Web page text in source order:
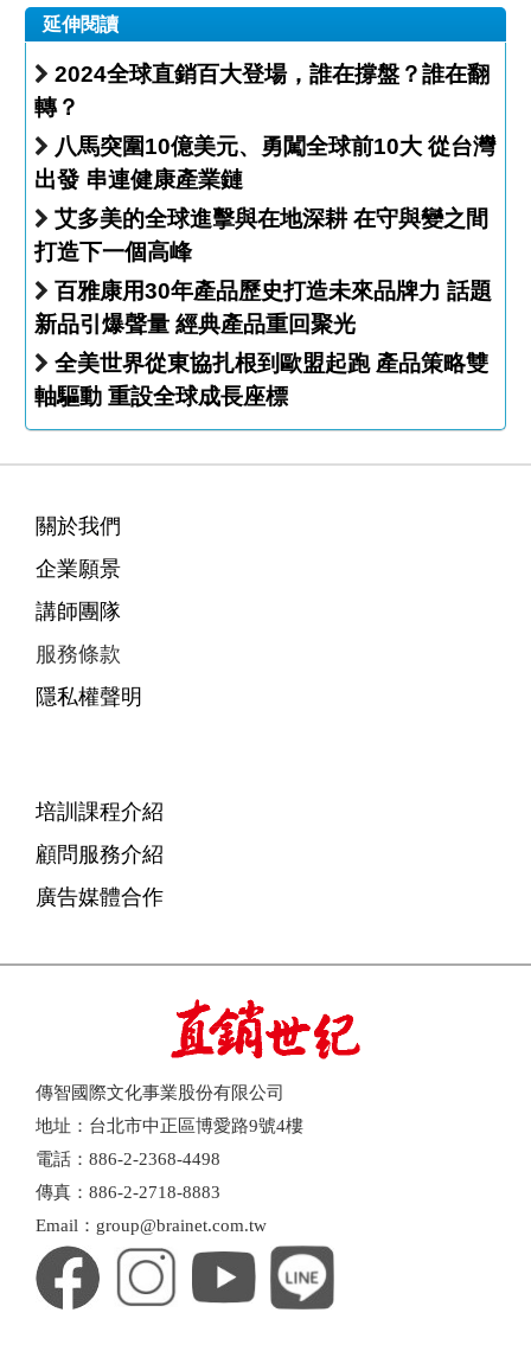
延伸閱讀
2024全球直銷百大登場，誰在撐盤？誰在翻
轉？
八馬突圍10億美元、勇闖全球前10大 從台灣
出發 串連健康產業鏈
艾多美的全球進擊與在地深耕 在守與變之間
打造下一個高峰
百雅康用30年產品歷史打造未來品牌力 話題
新品引爆聲量 經典產品重回聚光
全美世界從東協扎根到歐盟起跑 產品策略雙
軸驅動 重設全球成長座標
關於我們
企業願景
講師團隊
服務條款
隱私權聲明
培訓課程介紹
顧問服務介紹
廣告媒體合作
傳智國際文化事業股份有限公司
地址：台北市中正區博愛路9號4樓
電話：886-2-2368-4498
傳真：886-2-2718-8883
Email：group@brainet.com.tw